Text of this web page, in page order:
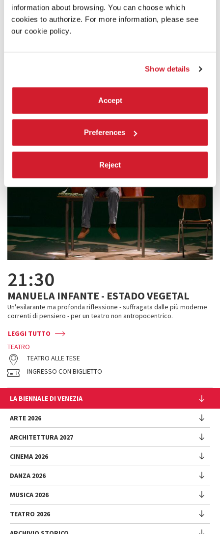
information about browsing. You can choose which
cookies to authorize. For more information, please see
our cookie policy.
Show details
Accept
Preferences
Reject
TEATRO
TEATRO ALLE TESE
INGRESSO CON BIGLIETTO
21:30
MANUELA INFANTE - ESTADO VEGETAL
Un'esilarante ma profonda riflessione - suffragata dalle più moderne
correnti di pensiero - per un teatro non antropocentrico.
LEGGI TUTTO
TEATRO
TEATRO ALLE TESE
INGRESSO CON BIGLIETTO
LA BIENNALE DI VENEZIA
L'Istituzione
Cariche istituzionali
Storia
Luoghi
Sponsorship
Sostenibilità ambientale
Trasparenza
ARTE 2026
Esposizione
Intervento di Pietrangelo Buttafuoco
Intervento di Koyo Kouoh / La squadra di Koyo Kouoh
Partecipazioni Nazionali
Eventi collaterali
ARCHITETTURA 2027
Mostra
Partecipazioni Nazionali (procedura)
Eventi Collaterali (procedura)
Submission
CINEMA 2026
Mostra
Venice Immersive
Intervento di Alberto Barbera
DANZA 2026
Festival
Spettacoli
MUSICA 2026
Festival
TEATRO 2026